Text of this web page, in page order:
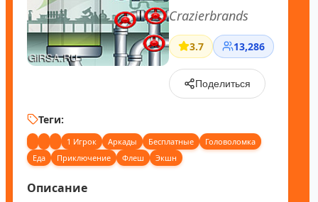
Crazierbrands
3.7 13,286
Поделиться
Теги:
1 Игрок Аркады Бесплатные
Головоломка
Еда
Приключение Флеш Экшн
Описание